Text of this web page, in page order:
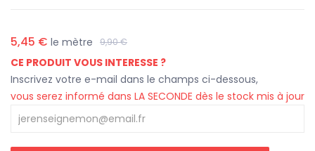
5,45 € le mètre 9,90 €
CE PRODUIT VOUS INTERESSE ?
Inscrivez votre e-mail dans le champs ci-dessous,
vous serez informé dans LA SECONDE dès le stock mis à jour